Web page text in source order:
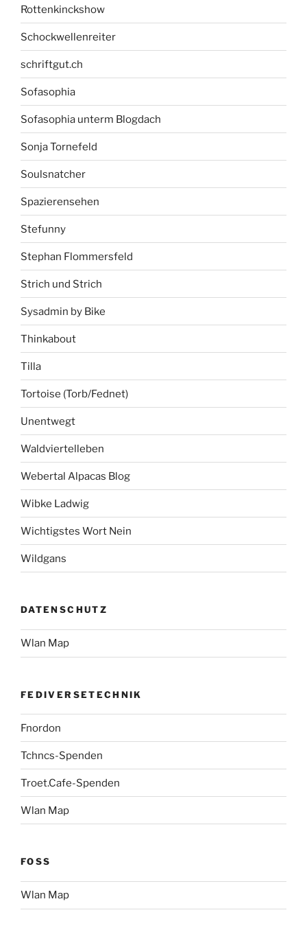
Rottenkinckshow
Schockwellenreiter
schriftgut.ch
Sofasophia
Sofasophia unterm Blogdach
Sonja Tornefeld
Soulsnatcher
Spazierensehen
Stefunny
Stephan Flommersfeld
Strich und Strich
Sysadmin by Bike
Thinkabout
Tilla
Tortoise (Torb/Fednet)
Unentwegt
Waldviertelleben
Webertal Alpacas Blog
Wibke Ladwig
Wichtigstes Wort Nein
Wildgans
DATENSCHUTZ
Wlan Map
FEDIVERSETECHNIK
Fnordon
Tchncs-Spenden
Troet.Cafe-Spenden
Wlan Map
FOSS
Wlan Map